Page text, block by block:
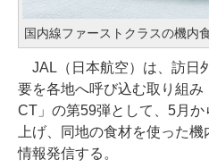
国内線ファーストクラスの機内
JAL（日本航空）は、訪日
要を各地へ呼び込む取り組
CT」の第59弾として、5月か
上げ、同地の食材を使った
情報発信する。